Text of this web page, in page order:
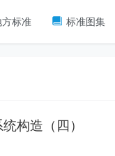
方标准 标准图集
构造（四）